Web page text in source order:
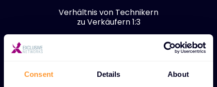
Consent Details About
Verhältnis von Technikern
zu Verkäufern 1:3
Unsere Partner anzeigen